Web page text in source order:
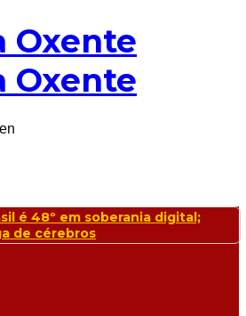
acumula superávit de US$ 49 bi
tarifas dos EUA